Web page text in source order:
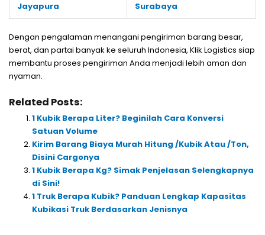
Jayapura
Surabaya
Dengan pengalaman menangani pengiriman barang besar,
berat, dan partai banyak ke seluruh Indonesia, Klik Logistics siap
membantu proses pengiriman Anda menjadi lebih aman dan
nyaman.
Related Posts:
1 Kubik Berapa Liter? Beginilah Cara Konversi
Satuan Volume
Kirim Barang Biaya Murah Hitung /Kubik Atau /Ton,
Disini Cargonya
1 Kubik Berapa Kg? Simak Penjelasan Selengkapnya
di Sini!
1 Truk Berapa Kubik? Panduan Lengkap Kapasitas
Kubikasi Truk Berdasarkan Jenisnya